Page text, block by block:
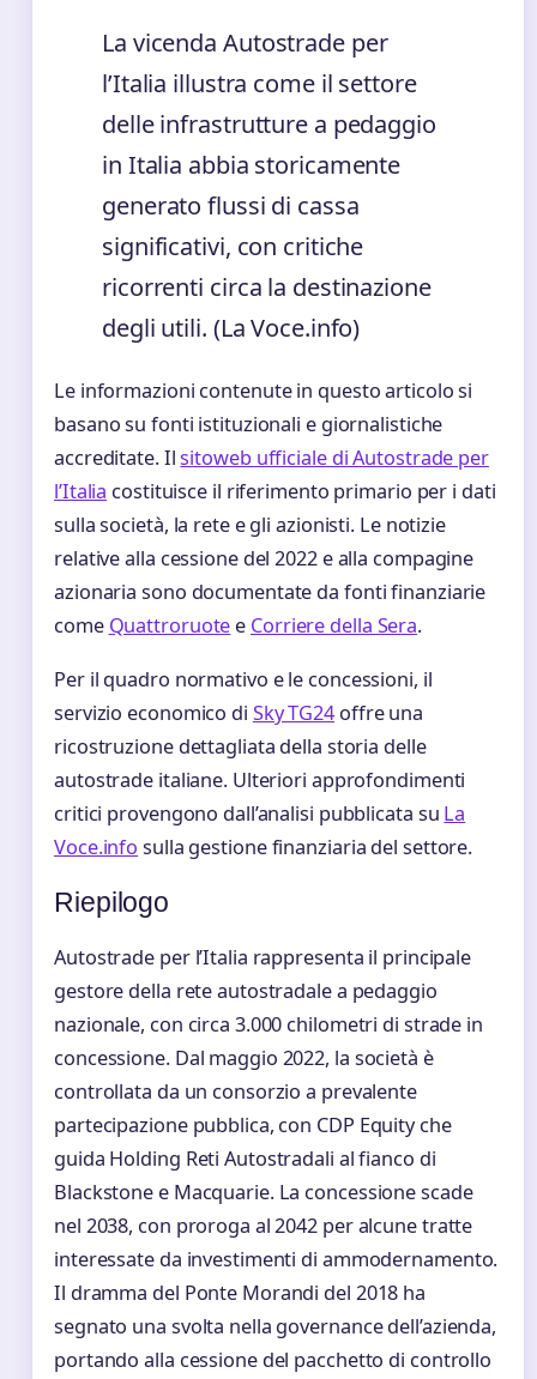
La vicenda Autostrade per
l’Italia illustra come il settore
delle infrastrutture a pedaggio
in Italia abbia storicamente
generato flussi di cassa
significativi, con critiche
ricorrenti circa la destinazione
degli utili. (La Voce.info)
Le informazioni contenute in questo articolo si
basano su fonti istituzionali e giornalistiche
accreditate. Ilsitoweb ufficiale di Autostrade per
l’Italia costituisce il riferimento primario per i dati
sulla società, la rete e gli azionisti. Le notizie
relative alla cessione del 2022 e alla compagine
azionaria sono documentate da fonti finanziarie
come Quattroruote e Corriere della Sera.
Per il quadro normativo e le concessioni, il
servizio economico di Sky TG24 offre una
ricostruzione dettagliata della storia delle
autostrade italiane. Ulteriori approfondimenti
critici provengono dall’analisi pubblicata su La
Voce.info sulla gestione finanziaria del settore.
Riepilogo
Autostrade per l’Italia rappresenta il principale
gestore della rete autostradale a pedaggio
nazionale, con circa 3.000 chilometri di strade in
concessione. Dal maggio 2022, la società è
controllata da un consorzio a prevalente
partecipazione pubblica, con CDP Equity che
guida Holding Reti Autostradali al fianco di
Blackstone e Macquarie. La concessione scade
nel 2038, con proroga al 2042 per alcune tratte
interessate da investimenti di ammodernamento.
Il dramma del Ponte Morandi del 2018 ha
segnato una svolta nella governance dell’azienda,
portando alla cessione del pacchetto di controllo